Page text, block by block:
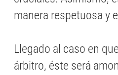
manera respetuosa y
Llegado al caso en
árbitro, éste será